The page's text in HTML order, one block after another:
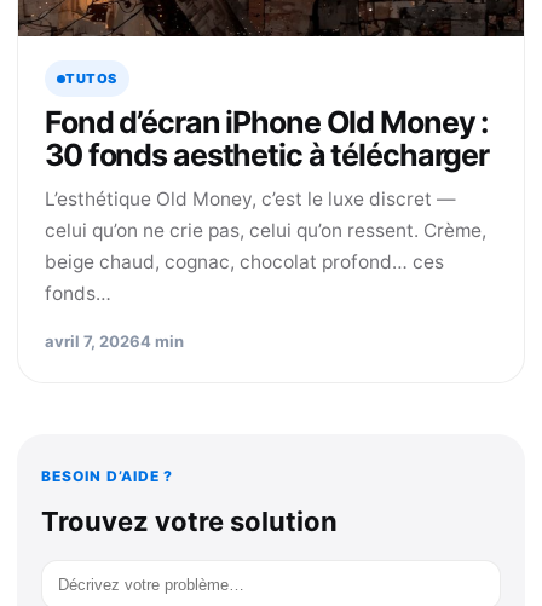
TUTOS
Fond d’écran iPhone Old Money :
30 fonds aesthetic à télécharger
L’esthétique Old Money, c’est le luxe discret —
celui qu’on ne crie pas, celui qu’on ressent. Crème,
beige chaud, cognac, chocolat profond… ces
fonds…
avril 7, 20264 min
BESOIN D’AIDE ?
Trouvez votre solution